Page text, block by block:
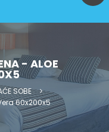
- ALOE
SOBE
60x200x5